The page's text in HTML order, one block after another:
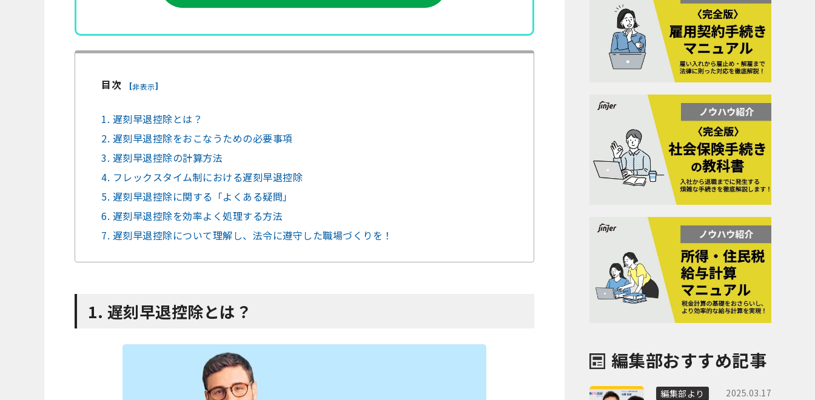
目次 [非表示]
1. 遅刻早退控除とは？
2. 遅刻早退控除をおこなうための必要事項
3. 遅刻早退控除の計算方法
4. フレックスタイム制における遅刻早退控除
5. 遅刻早退控除に関する「よくある疑問」
6. 遅刻早退控除を効率よく処理する方法
7. 遅刻早退控除について理解し、法令に遵守した職場づくりを！
1. 遅刻早退控除とは？
編集部おすすめ記事
編集部より
2025.03.17